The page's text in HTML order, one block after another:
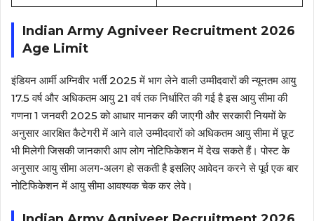
Indian Army Agniveer Recruitment 2026
Age Limit
इंडियन आर्मी अग्निवीर भर्ती 2025 में भाग लेने वाली उम्मीदवारों की न्यूनतम आयु
17.5 वर्ष और अधिकतम आयु 21 वर्ष तक निर्धारित की गई है इस आयु सीमा की
गणना 1 जनवरी 2025 को आधार मानकर की जाएगी और सरकारी नियमों के
अनुसार आरक्षित कैटेगरी में आने वाले उम्मीदवारों को अधिकतम आयु सीमा में छूट
भी मिलेगी जिसकी जानकारी आप लोग नोटिफिकेशन में देख सकते हैं। पोस्ट के
अनुसार आयु सीमा अलग-अलग हो सकती है इसलिए आवेदन करने से पूर्व एक बार
नोटिफिकेशन में आयु सीमा आवश्यक चेक कर लेवे।